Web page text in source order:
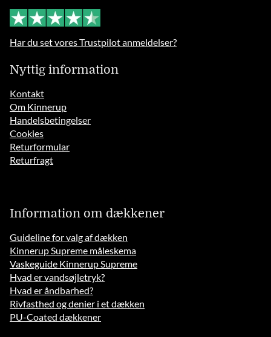
Har du set vores Trustpilot anmeldelser?
Nyttig information
Kontakt
Om Kinnerup
Handelsbetingelser
Cookies
Returformular
Returfragt
Information om dækkener
Guideline for valg af dækken
Kinnerup Supreme måleskema
Vaskeguide Kinnerup Supreme
Hvad er vandsøjletryk?
Hvad er åndbarhed?
Rivfasthed og denier i et dækken
PU-Coated dækkener